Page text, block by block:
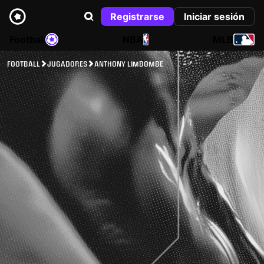
Registrarse
Iniciar sesión
NBA
FOOTBALL JUGADORES ANTHONY LIMBOMBE